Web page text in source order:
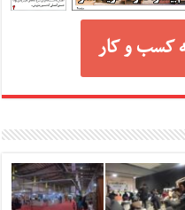
کسب و کار